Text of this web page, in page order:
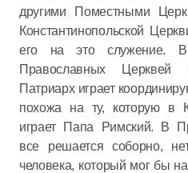
другими Поместными
Константинопольской
его на это служение.
Православных Церквей
Патриарх играет
похожа на ту, которую в
играет Папа Римский. В
все решается соборно,
человека, который мог бы